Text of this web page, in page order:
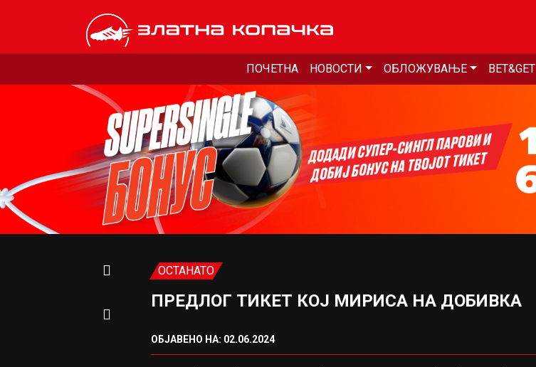
ПОЧЕТНА НОВОСТИ ОБЛОЖУВАЊЕ BET&GET
ОСТАНАТО
ПРЕДЛОГ ТИКЕТ КОЈ МИРИСА НА ДОБИВКА
ОБЈАВЕНО НА: 02.06.2024